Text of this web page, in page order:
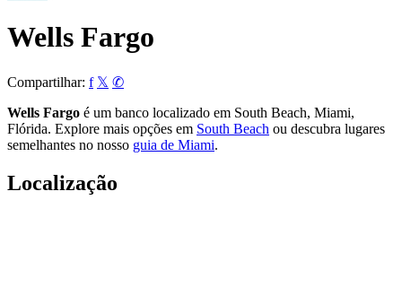
Wells Fargo
Compartilhar: f 𝕏 ✆
Wells Fargo é um banco localizado em South Beach, Miami,
Flórida. Explore mais opções em South Beach ou descubra lugares
semelhantes no nosso guia de Miami.
Localização